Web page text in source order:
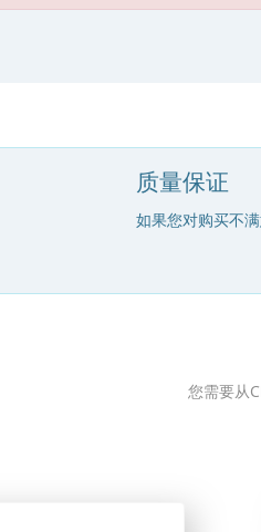
质量保证
如果您对购买不
您需要从